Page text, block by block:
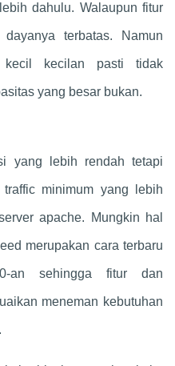
dahulu. Walaupun fitur
terbatas. Namun
kecilan pasti tidak
yang besar bukan.
yang lebih rendah tetapi
minimum yang lebih
apache. Mungkin hal
merupakan cara terbaru
an sehingga fitur dan
meneman kebutuhan